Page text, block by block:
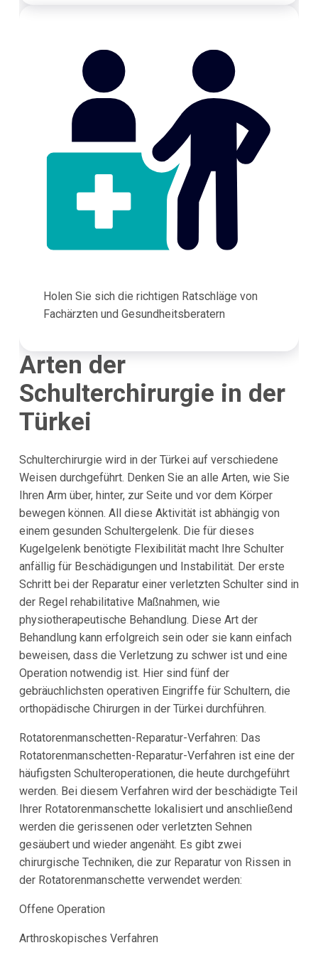
Holen Sie sich die richtigen Ratschläge von
Fachärzten und Gesundheitsberatern
Arten der
Schulterchirurgie in der
Türkei
Schulterchirurgie wird in der Türkei auf verschiedene
Weisen durchgeführt. Denken Sie an alle Arten, wie Sie
Ihren Arm über, hinter, zur Seite und vor dem Körper
bewegen können. All diese Aktivität ist abhängig von
einem gesunden Schultergelenk. Die für dieses
Kugelgelenk benötigte Flexibilität macht Ihre Schulter
anfällig für Beschädigungen und Instabilität. Der erste
Schritt bei der Reparatur einer verletzten Schulter sind in
der Regel rehabilitative Maßnahmen, wie
physiotherapeutische Behandlung. Diese Art der
Behandlung kann erfolgreich sein oder sie kann einfach
beweisen, dass die Verletzung zu schwer ist und eine
Operation notwendig ist. Hier sind fünf der
gebräuchlichsten operativen Eingriffe für Schultern, die
orthopädische Chirurgen in der Türkei durchführen.
Rotatorenmanschetten-Reparatur-Verfahren: Das
Rotatorenmanschetten-Reparatur-Verfahren ist eine der
häufigsten Schulteroperationen, die heute durchgeführt
werden. Bei diesem Verfahren wird der beschädigte Teil
Ihrer Rotatorenmanschette lokalisiert und anschließend
werden die gerissenen oder verletzten Sehnen
gesäubert und wieder angenäht. Es gibt zwei
chirurgische Techniken, die zur Reparatur von Rissen in
der Rotatorenmanschette verwendet werden:
Offene Operation
Arthroskopisches Verfahren